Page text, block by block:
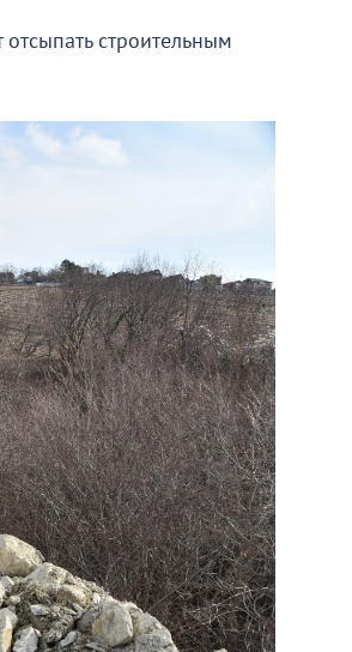
строительным